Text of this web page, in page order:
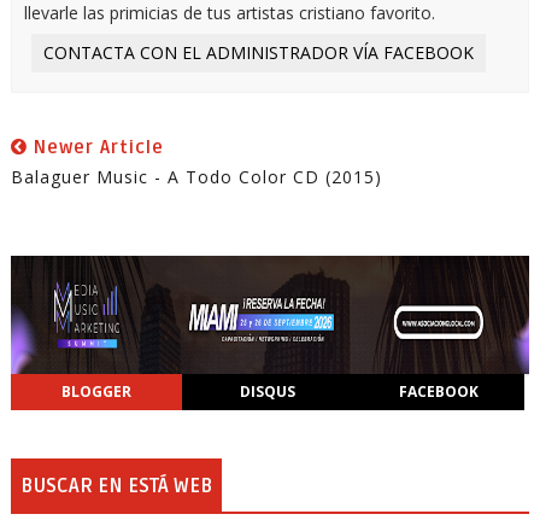
llevarle las primicias de tus artistas cristiano favorito.
CONTACTA CON EL ADMINISTRADOR VÍA FACEBOOK
Newer Article
Balaguer Music - A Todo Color CD (2015)
BLOGGER DISQUS FACEBOOK
BUSCAR EN ESTÁ WEB